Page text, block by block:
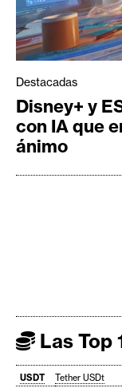
Destacadas
Disney+ y
con IA que
ánimo
Las Top
USDT Tether USDt